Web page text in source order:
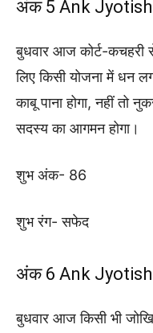
अंक 5 Ank Jyotish
बुधवार आज कोर्ट-कचहरी
लिए किसी योजना में धन
काबू पाना होगा, नहीं तो
सदस्य का आगमन होगा।
शुभ अंक- 86
शुभ रंग- सफेद
अंक 6 Ank Jyotish
बुधवार आज किसी भी